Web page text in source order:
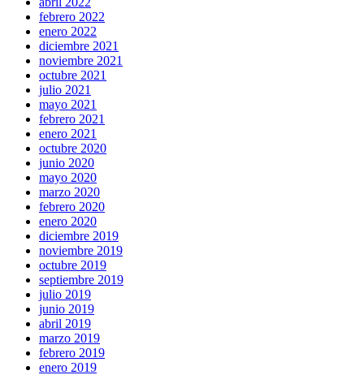
febrero 2022
enero 2022
diciembre 2021
noviembre 2021
octubre 2021
julio 2021
mayo 2021
febrero 2021
enero 2021
octubre 2020
junio 2020
mayo 2020
marzo 2020
febrero 2020
enero 2020
diciembre 2019
noviembre 2019
octubre 2019
septiembre 2019
julio 2019
junio 2019
abril 2019
marzo 2019
febrero 2019
enero 2019